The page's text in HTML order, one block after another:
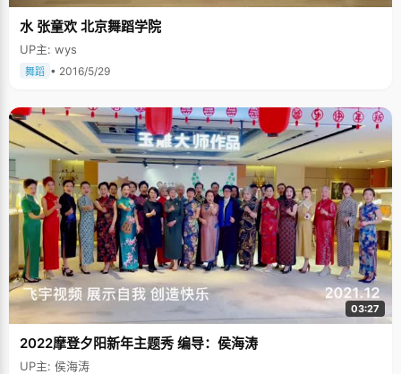
水 张童欢 北京舞蹈学院
UP主: wys
舞蹈 • 2016/5/29
03:27
2022摩登夕阳新年主题秀 编导：侯海涛
UP主: 侯海涛